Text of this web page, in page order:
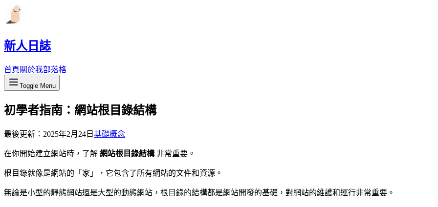
新人日誌
首頁 關於我部落格
Toggle Menu
初學者指南：網站根目錄結構
最後更新： 2025年2月24日 基礎概念
在你開始建立網站時，了解 網站根目錄結構非常重要。
根目錄就像是網站的「家」，它包含了所有網站的文件和資源。
無論是小型的靜態網站還是大型的動態網站，根目錄的結構都是網站開發的基礎，對網站的維護和運行非常重要。